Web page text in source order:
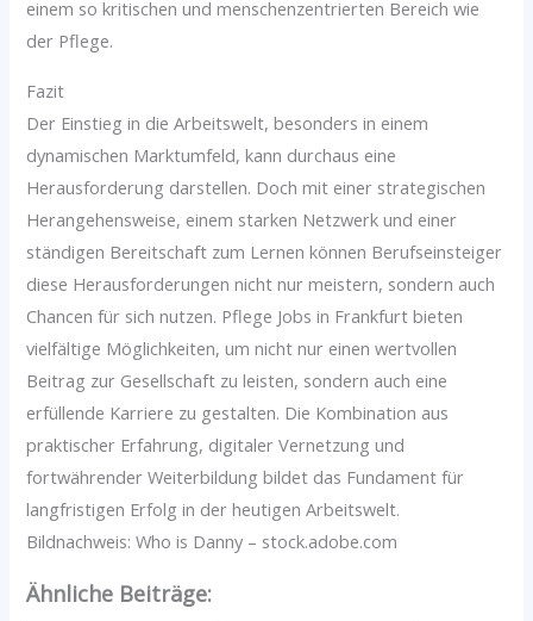
einem so kritischen und menschenzentrierten Bereich wie
der Pflege.
Fazit
Der Einstieg in die Arbeitswelt, besonders in einem
dynamischen Marktumfeld, kann durchaus eine
Herausforderung darstellen. Doch mit einer strategischen
Herangehensweise, einem starken Netzwerk und einer
ständigen Bereitschaft zum Lernen können Berufseinsteiger
diese Herausforderungen nicht nur meistern, sondern auch
Chancen für sich nutzen. Pflege Jobs in Frankfurt bieten
vielfältige Möglichkeiten, um nicht nur einen wertvollen
Beitrag zur Gesellschaft zu leisten, sondern auch eine
erfüllende Karriere zu gestalten. Die Kombination aus
praktischer Erfahrung, digitaler Vernetzung und
fortwährender Weiterbildung bildet das Fundament für
langfristigen Erfolg in der heutigen Arbeitswelt.
Bildnachweis: Who is Danny – stock.adobe.com
Ähnliche Beiträge: